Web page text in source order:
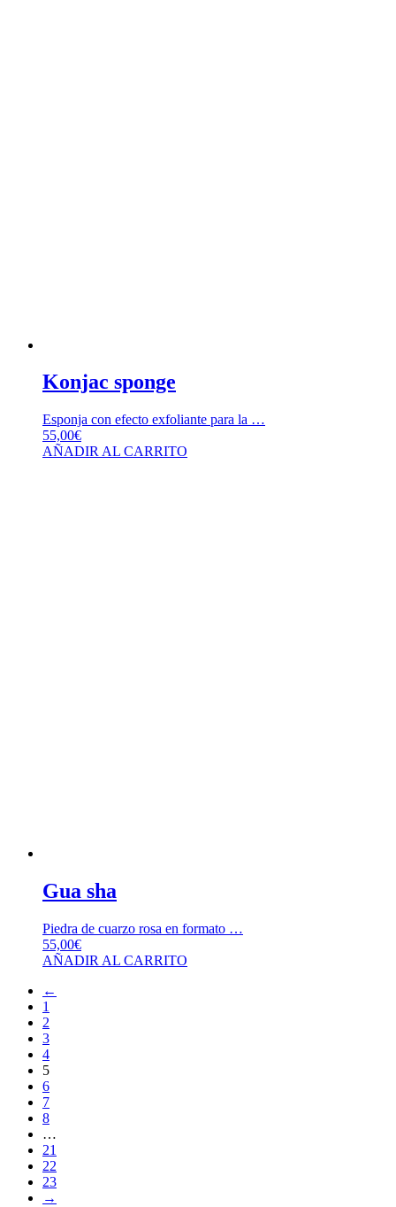
Konjac sponge
Esponja con efecto exfoliante para la …
55,00€
AÑADIR AL CARRITO
Gua sha
Piedra de cuarzo rosa en formato …
55,00€
AÑADIR AL CARRITO
←
1
2
3
4
5
6
7
8
…
21
22
23
→